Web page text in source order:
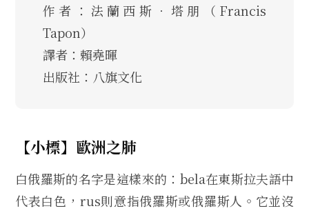
作者：法蘭西斯．塔朋（Francis
Tapon）
譯者：賴堯暉
出版社：八旗文化
【小標】歐洲之肺
白俄羅斯的名字是這樣來的：bela在東斯拉夫語中
代表白色，rus則意指俄羅斯或俄羅斯人。它並沒